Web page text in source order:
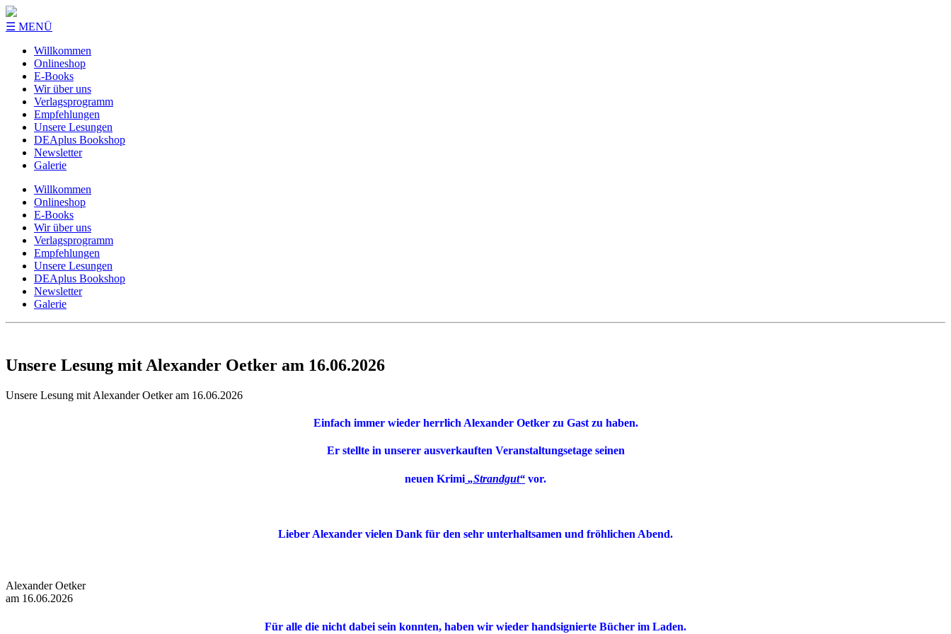
☰ MENÜ
Willkommen
Onlineshop
E-Books
Wir über uns
Verlagsprogramm
Empfehlungen
Unsere Lesungen
DEAplus Bookshop
Newsletter
Galerie
Willkommen
Onlineshop
E-Books
Wir über uns
Verlagsprogramm
Empfehlungen
Unsere Lesungen
DEAplus Bookshop
Newsletter
Galerie
Unsere Lesung mit Alexander Oetker am 16.06.2026
Unsere Lesung mit Alexander Oetker am 16.06.2026
Einfach immer wieder herrlich Alexander Oetkerzu Gast zu haben.
Er stellte in unserer ausverkauften Veranstaltungsetage seinen
neuen Krimi „Strandgut“ vor.
Lieber Alexander vielen Dank für den sehr unterhaltsamen und fröhlichen Abend.
Alexander Oetker
am 16.06.2026
Für alle die nicht dabei sein konnten, haben wir wieder handsignierte Bücher im Laden.